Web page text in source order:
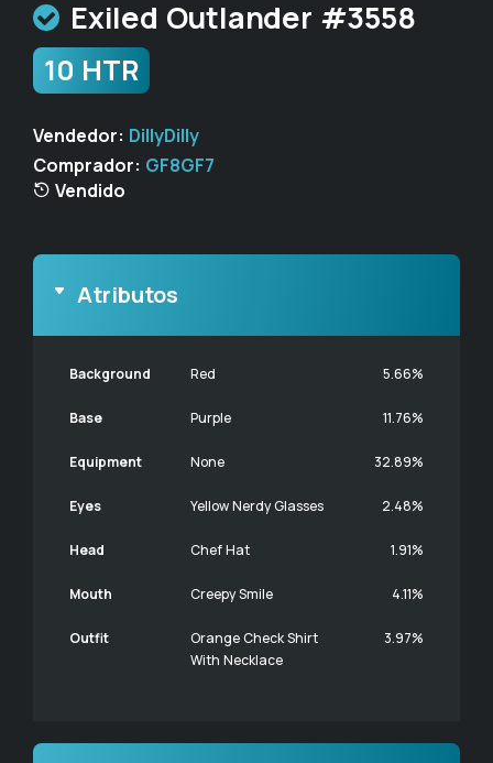
Exiled Outlander #3558
10 HTR
Vendedor: DillyDilly
Comprador: GF8GF7
Vendido
Atributos
Background Red 5.66%
Base Purple 11.76%
Equipment None 32.89%
Eyes Yellow Nerdy Glasses 2.48%
Head Chef Hat 1.91%
Mouth Creepy Smile 4.11%
Outfit
Orange Check Shirt
With Necklace
3.97%